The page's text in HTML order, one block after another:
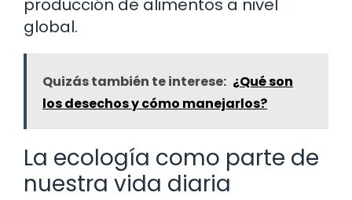
producción de alimentos a nivel
global.
Quizás también te interese: ¿Qué son
los desechos y cómo manejarlos?
La ecología como parte de
nuestra vida diaria